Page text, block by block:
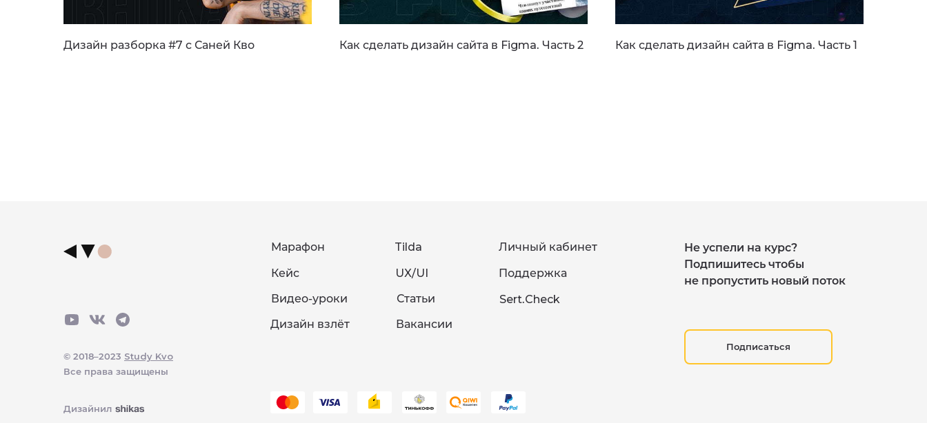
Дизайн разборка #7 с Саней Кво Как сделать дизайн сайта в Figma. Часть 2 Как сделать дизайн сайта в Figma. Часть 1
© 2018–2023 Study Kvo
Все права защищены
Дизайнил
Не успели на курс?
Подпишитесь чтобы
не пропустить новый поток
Подписаться
Марафон
Кейс
Видео-уроки
Дизайн взлёт
Tilda
UX/UI
Статьи
Вакансии
Личный кабинет
Поддержка
Sert.Check